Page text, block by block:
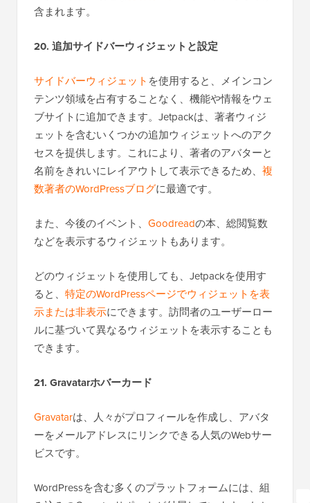
含まれます。
20. 追加サイドバーウィジェットと設定
サイドバーウィジェット を使用すると、メインコン
テンツ領域を占有することなく、機能や情報をウェ
ブサイトに追加できます。Jetpackは、著者ウィジ
ェットを含むいくつかの追加ウィジェットへのアク
セスを提供します。これにより、著者のアバターと
名前をきれいにレイアウトして表示できるため、 複
数著者のWordPressブログに最適です。
また、今後のイベント、 Goodreadの本、総閲覧数
などを表示するウィジェットもあります。
どのウィジェットを使用しても、Jetpackを使用す
ると、 特定のWordPressページでウィジェットを表
示または非表示にできます。訪問者のユーザーロー
ルに基づいて異なるウィジェットを表示することも
できます。
21. Gravatarホバーカード
Gravatarは、人々がプロフィールを作成し、アバタ
ーをメールアドレスにリンクできる人気のWebサー
ビスです。
WordPressを含む多くのプラットフォームには、組